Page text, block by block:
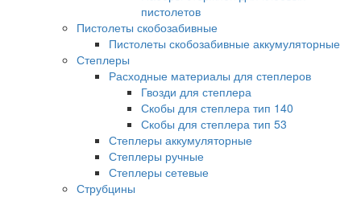
пистолетов
Пистолеты скобозабивные
Пистолеты скобозабивные аккумуляторные
Степлеры
Расходные материалы для степлеров
Гвозди для степлера
Скобы для степлера тип 140
Скобы для степлера тип 53
Степлеры аккумуляторные
Степлеры ручные
Степлеры сетевые
Струбцины